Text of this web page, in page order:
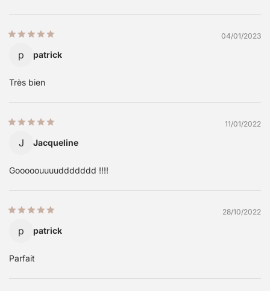
04/01/2023
p patrick
Très bien
11/01/2022
J Jacqueline
Gooooouuuuddddddd !!!!
28/10/2022
p patrick
Parfait